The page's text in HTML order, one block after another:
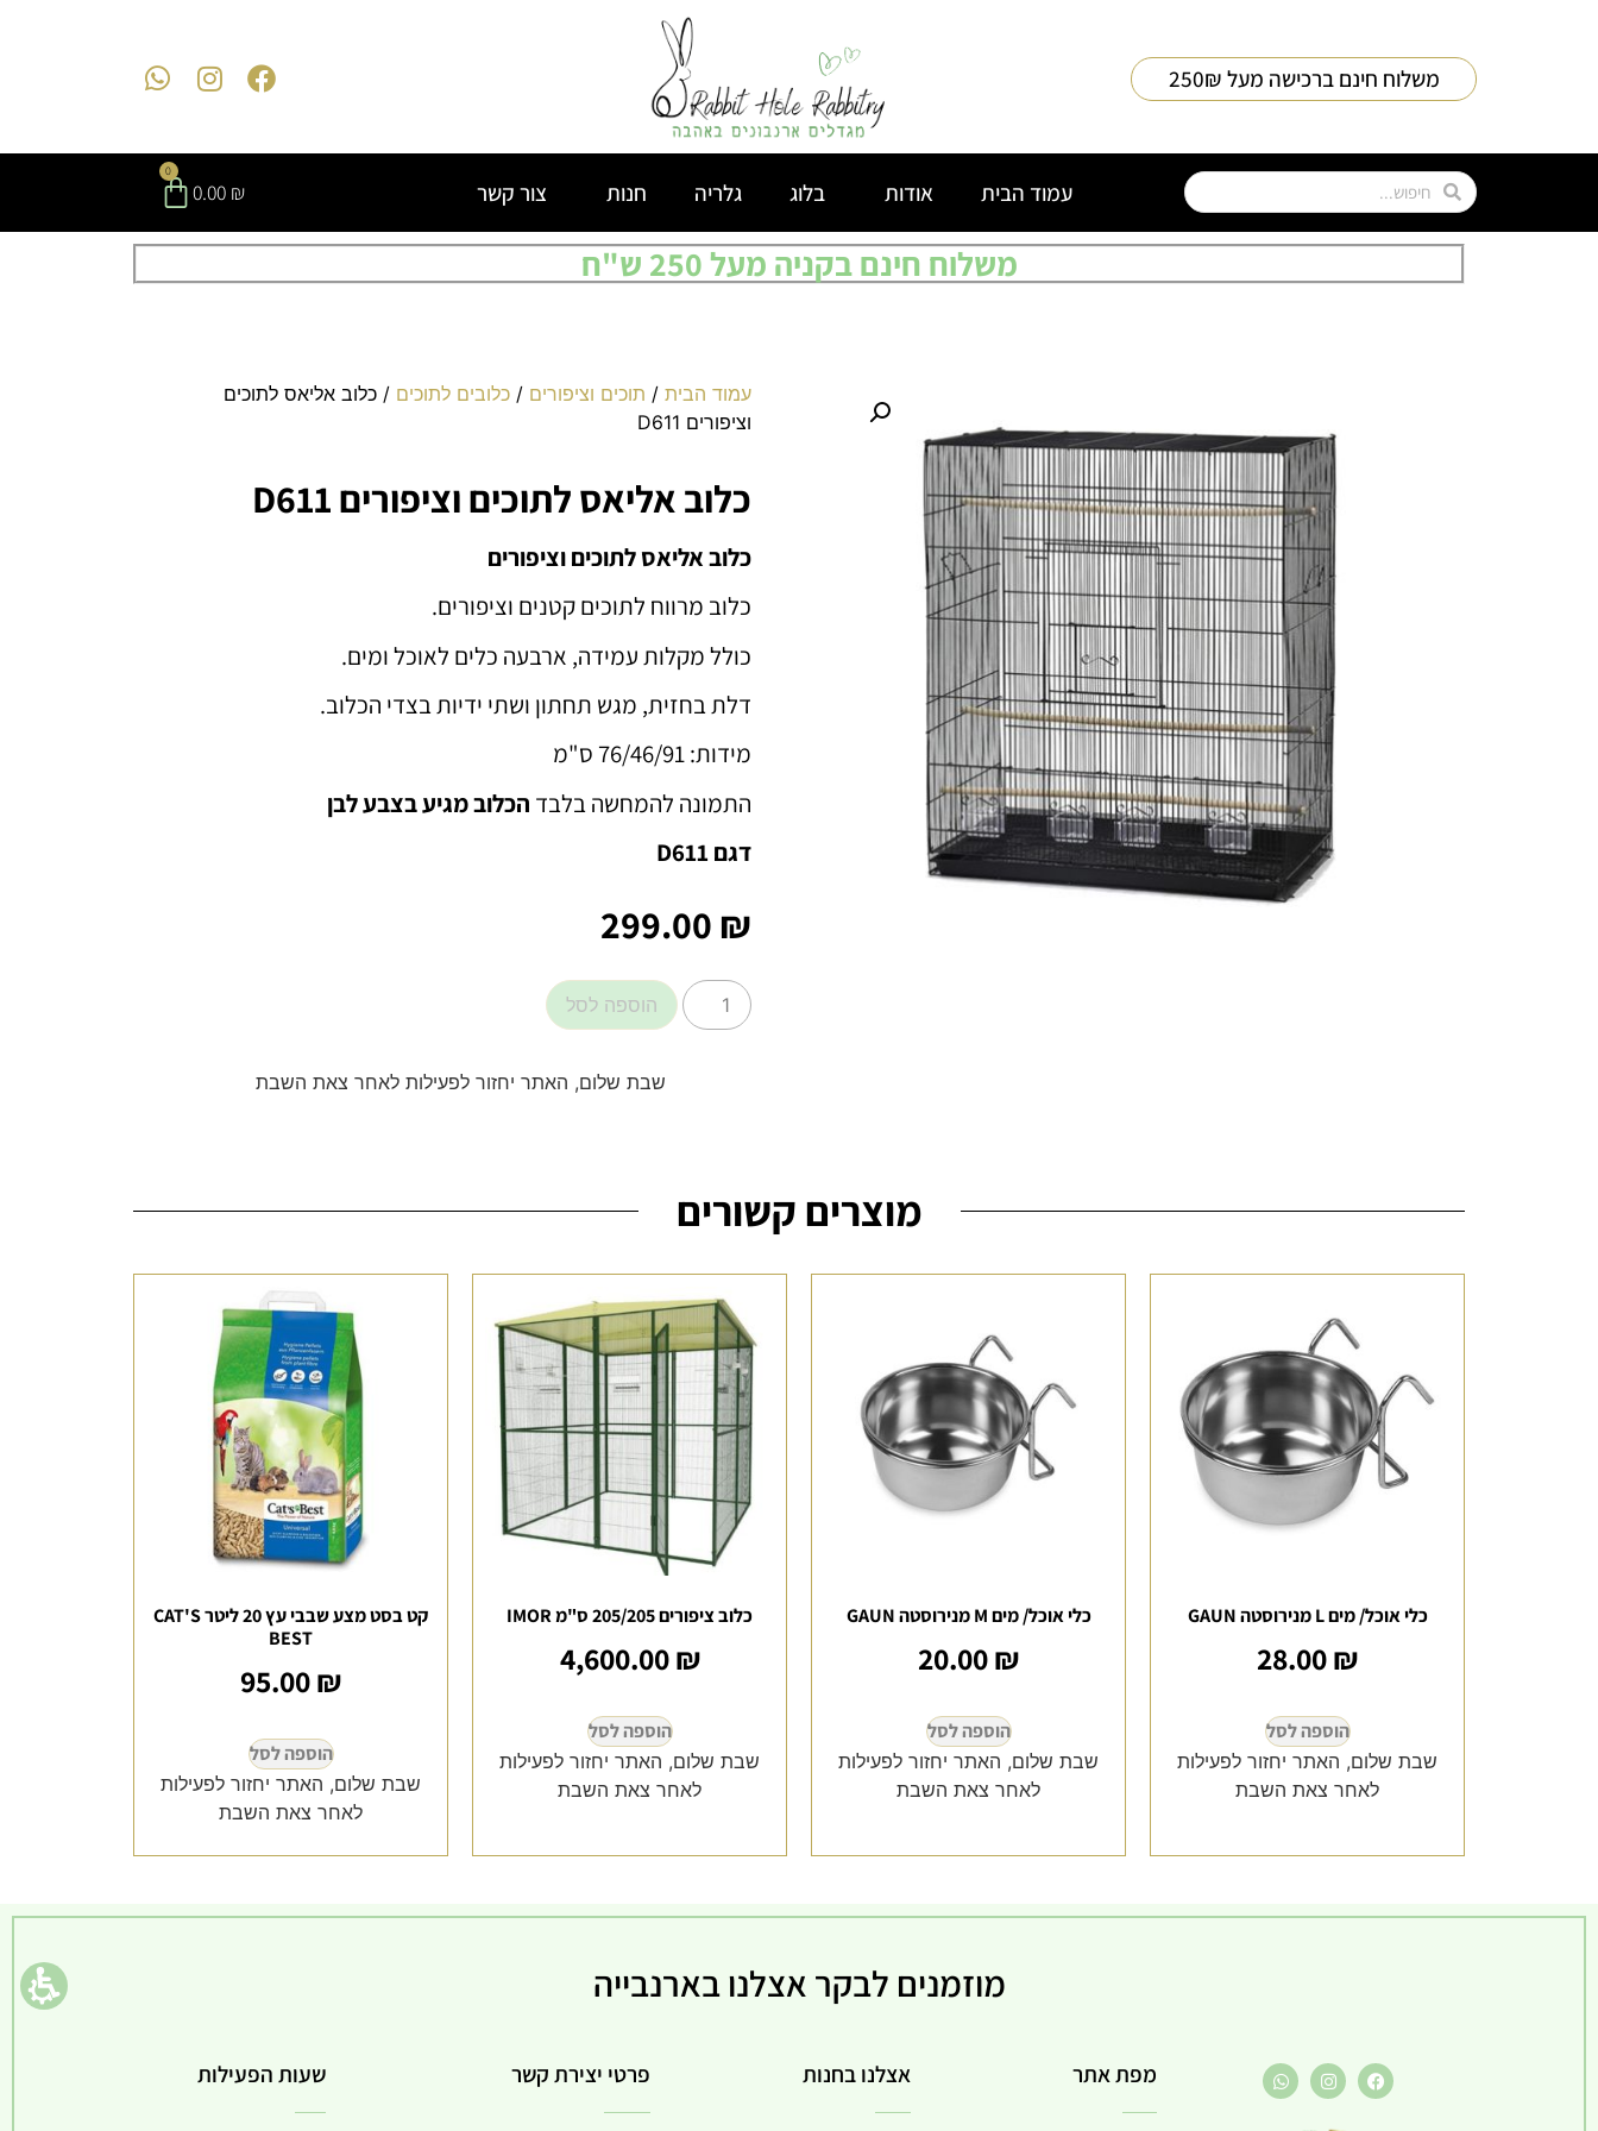
משלוח חינם ברכישה מעל 250₪
עמוד הבית אודות בלוג גלריה חנות צור קשר 0.00 ₪
0
משלוח חינם בקניה מעל 250 ש"ח
עמוד הבית/ תוכים וציפורים / כלובים לתוכים / כלוב אליאס לתוכים
וציפורים D611
כלוב אליאס לתוכים וציפורים D611
כלוב אליאס לתוכים וציפורים
כלוב מרווח לתוכים קטנים וציפורים.
כולל מקלות עמידה, ארבעה כלים לאוכל ומים.
דלת בחזית, מגש תחתון ושתי ידיות בצדי הכלוב.
מידות: 76/46/91 ס"מ
התמונה להמחשה בלבד הכלוב מגיע בצבע לבן
דגם D611
299.00 ₪
הוספה לסל
שבת שלום, האתר יחזור לפעילות לאחר צאת השבת
מוצרים קשורים
כלי אוכל/ מים L מנירוסטה GAUN
28.00₪
הוספה לסל
שבת שלום, האתר יחזור לפעילות
לאחר צאת השבת
כלי אוכל/ מים M מנירוסטה GAUN
20.00₪
הוספה לסל
שבת שלום, האתר יחזור לפעילות
לאחר צאת השבת
כלוב ציפורים 205/205 ס"מ IMOR
4,600.00₪
הוספה לסל
שבת שלום, האתר יחזור לפעילות
לאחר צאת השבת
קט בסט מצע שבבי עץ 20 ליטר CAT'S
BEST
95.00₪
הוספה לסל
שבת שלום, האתר יחזור לפעילות
לאחר צאת השבת
מוזמנים לבקר אצלנו בארנבייה
מפת אתר אצלנו בחנות פרטי יצירת קשר שעות הפעילות